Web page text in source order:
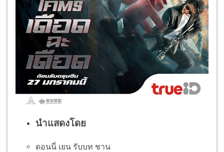
นำแสดงโดย
ดอนนี่ เยน รับบท ชาน